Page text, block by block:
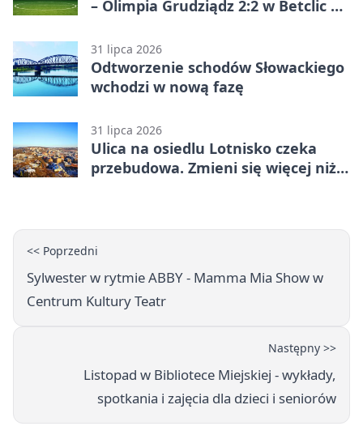
– Olimpia Grudziądz 2:2 w Betclic 2.
końcówce
31 lipca 2026
Odtworzenie schodów Słowackiego
wchodzi w nową fazę
31 lipca 2026
Ulica na osiedlu Lotnisko czeka
przebudowa. Zmieni się więcej niż
<< Poprzedni
Sylwester w rytmie ABBY - Mamma Mia Show w
Centrum Kultury Teatr
Następny >>
Listopad w Bibliotece Miejskiej - wykłady,
spotkania i zajęcia dla dzieci i seniorów